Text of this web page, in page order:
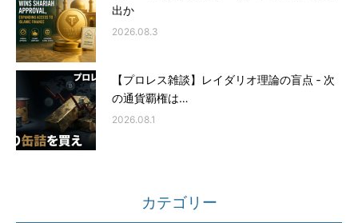
出か
2026.08.3
【プロレス雑談】レイダリオ理論の盲点 ‐ 次
の通貨覇権は…
2026.08.1
カテゴリー